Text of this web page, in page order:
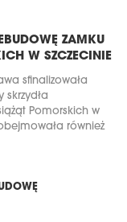
ZAMKU
W SZCZECINIE
sfinalizowała
Pomorskich w
również